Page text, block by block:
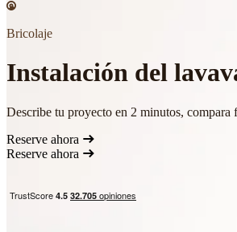
Bricolaje
Instalación del
Describe tu proyecto en 2 minutos,
Reserve ahora
Reserve ahora